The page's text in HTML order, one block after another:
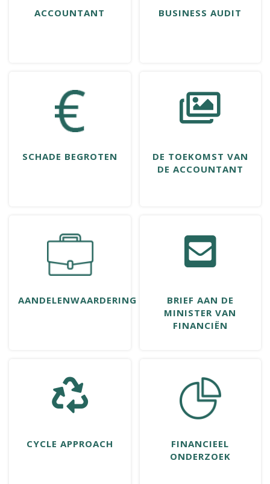
ACCOUNTANT BUSINESS AUDIT
SCHADE BEGROTEN
DE TOEKOMST VAN
DE ACCOUNTANT
AANDELENWAARDERING
BRIEF AAN DE
MINISTER VAN
FINANCIËN
CYCLE APPROACH
FINANCIEEL
ONDERZOEK